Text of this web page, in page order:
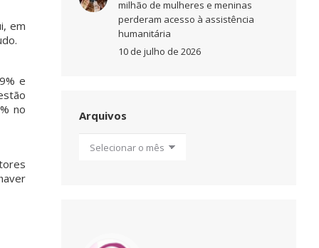
em
e
no
milhão de mulheres e meninas
perderam acesso à assistência
humanitária
10 de julho de 2026
Arquivos